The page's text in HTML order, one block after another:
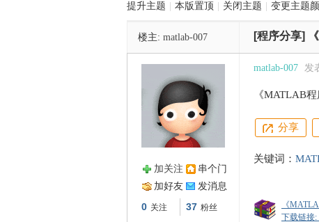
提升主题 本版置顶 关闭主题 变更主题
楼主: matlab-007 [程序分享]
加关注
串个门
加好友
发消息
0 关注 37 粉丝
matlab-007 发
《MATLAB
分享
关键词：
《
下载链接: